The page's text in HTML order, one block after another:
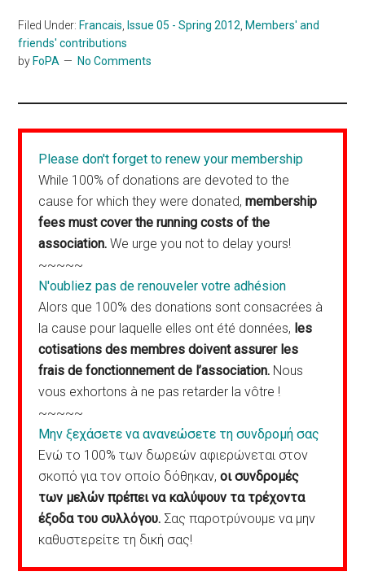
Filed Under:Francais ,Issue 05 - Spring 2012 ,Members' and
friends' contributions
byFoPA No Comments
Please don't forget to renew your membership
While 100% of donations are devoted to the
cause for which they were donated,membership
fees must cover the running costs of the
association. We urge you not to delay yours!
~~~~~
N'oubliez pas de renouveler votre adhésion
Alors que 100% des donations sont consacrées à
la cause pour laquelle elles ont été données, les
cotisations des membres doivent assurer les
frais de fonctionnement de l’association. Nous
vous exhortons à ne pas retarder la vôtre !
~~~~~
Μην ξεχάσετε να ανανεώσετε τη συνδρομή σας
Ενώ το 100% των δωρεών αφιερώνεται στον
σκοπό για τον οποίο δόθηκαν,οι συνδρομές
των μελών πρέπει να καλύψουν τα τρέχοντα
έξοδα του συλλόγου. Σας παροτρύνουμε να μην
καθυστερείτε τη δική σας!